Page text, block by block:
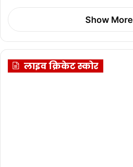
Show More
लाइव क्रिकेट स्कोर